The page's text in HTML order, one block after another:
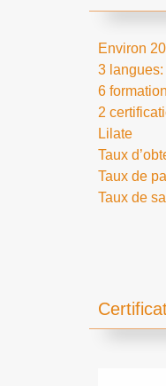
Environ
3
6
2
Lilate
Taux
Taux de
Taux de